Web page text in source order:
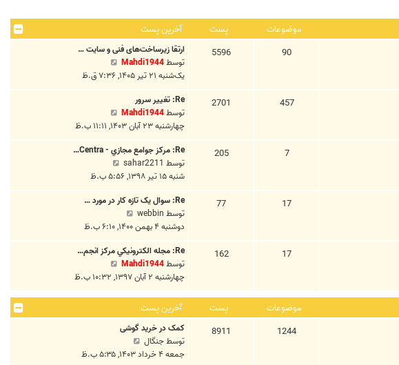
موضوعات پست آخرین پست
90
5596
ارتقا زیرساخت‌های فنی و سایت …
توسطMahdi1944
ش
ا
ه
ا
خ
ی
ن
پ
ت
یک‌شنبه ۲۱ تیر ۱۴۰۵, ۷:۳۶ ق.ظ
457
2701
Re: تغییر سرور
توسطMahdi1944
ش
ا
ه
ه
ا
خ
ی
ن
پ
ت
چهارشنبه ۲۳ آبان ۱۴۰۳, ۱۱:۱۱ ب.ظ
7
205
Re: مرکز جوامع مجازي - Centra…
توسط sahar2211
ش
ا
ه
ه
ا
خ
ر
ی
ن
س
شنبه ۱۵ تیر ۱۳۹۸, ۵:۵۶ ب.ظ
17
77
Re: سوال یک تازه کار در مورد …
توسط webbin
ش
ا
ه
د
ه
ا
ر
ی
پ
دوشنبه ۴ بهمن ۱۴۰۰, ۶:۱۰ ب.ظ
17
162
Re: مجله الکترونيکي مرکز انجم…
توسطMahdi1944
ش
ا
د
خ
چهارشنبه ۲ آبان ۱۳۹۷, ۱۰:۳۲ ب.ظ
موضوعات پست آخرین پست
1244
8911
کمک در خرید گوشی
توسطجنگال
ش
جمعه ۴ خرداد ۱۴۰۳, ۵:۳۵ ب.ظ